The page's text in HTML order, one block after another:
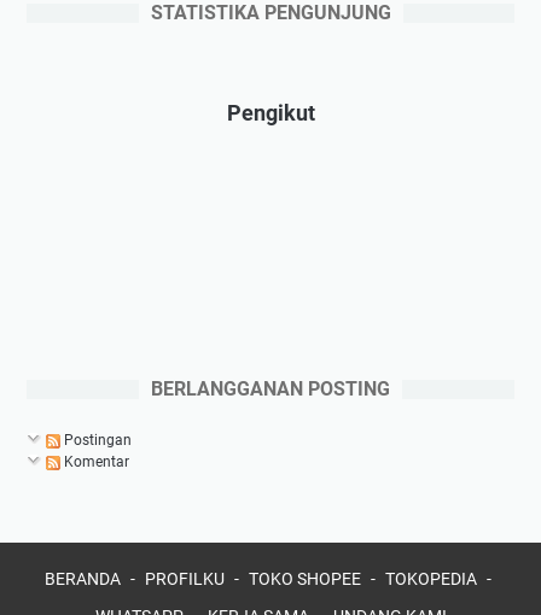
STATISTIKA PENGUNJUNG
Pengikut
BERLANGGANAN POSTING
Postingan
Komentar
BERANDA PROFILKU TOKO SHOPEE
TOKOPEDIA